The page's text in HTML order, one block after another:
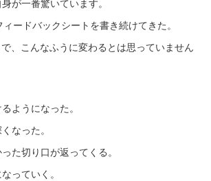
ードバックシートを書き続けてきた。
、こんなふうに変わるとは思っていません
ようになった。
なった。
た切り口が返ってくる。
っていく。